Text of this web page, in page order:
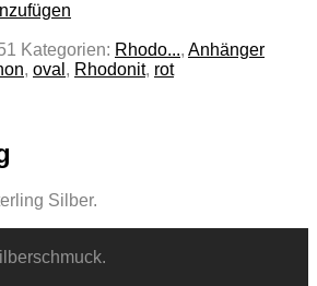
Kategorien: Rhodo..., Anhänger
, oval , Rhodonit, rot
Silber.